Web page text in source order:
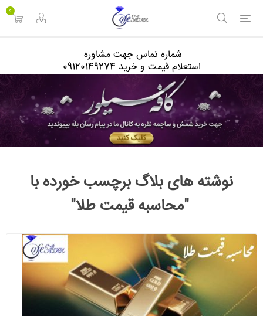
0
شماره تماس جهت مشاوره
استعلام قیمت و خرید 09120149274
نوشته های بلاگ برچسب خورده با
"محاسبه قیمت طلا"